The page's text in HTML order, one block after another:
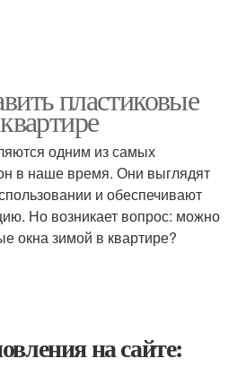
пластиковые
одним из самых
в наше время. Они выглядят
и обеспечивают
Но возникает вопрос: можно
окна зимой в квартире?
на сайте: